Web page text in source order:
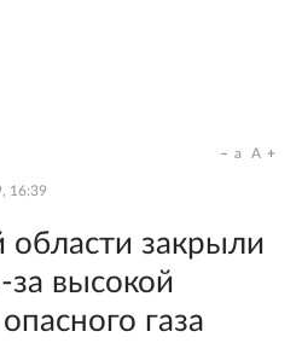
16:39
a A
области закрыли
за высокой
газа